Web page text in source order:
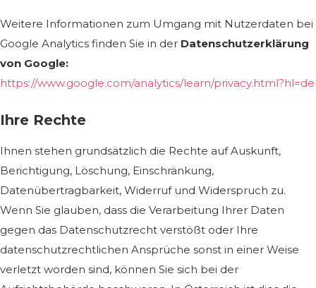
Weitere Informationen zum Umgang mit Nutzerdaten bei
Google Analytics finden Sie in der Datenschutzerklärung
von Google:
https://www.google.com/analytics/learn/privacy.html?hl=de
Ihre Rechte
Ihnen stehen grundsätzlich die Rechte auf Auskunft,
Berichtigung, Löschung, Einschränkung,
Datenübertragbarkeit, Widerruf und Widerspruch zu.
Wenn Sie glauben, dass die Verarbeitung Ihrer Daten
gegen das Datenschutzrecht verstößt oder Ihre
datenschutzrechtlichen Ansprüche sonst in einer Weise
verletzt worden sind, können Sie sich bei der